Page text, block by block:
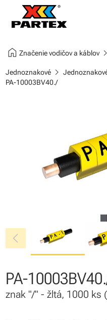
home Značenie vodičov a káblovchevron_right
Jednoznakovéchevron_right
PA-10003BV40./
chevron_left
PA-
znak "/" - žltá, 1000 ks